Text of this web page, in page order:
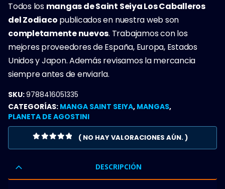
Todos los mangas de Saint Seiya Los Caballeros
del Zodiaco publicados en nuestra web son
completamente nuevos. Trabajamos con los
mejores proveedores de España, Europa, Estados
Unidos y Japon. Además revisamos la mercancia
siempre antes de enviarla.
SKU:9788416051335
CATEGORÍAS: MANGA SAINT SEIYA, MANGAS,
PLANETA DE AGOSTINI
( NO HAY VALORACIONES AÚN. )
DESCRIPCIÓN